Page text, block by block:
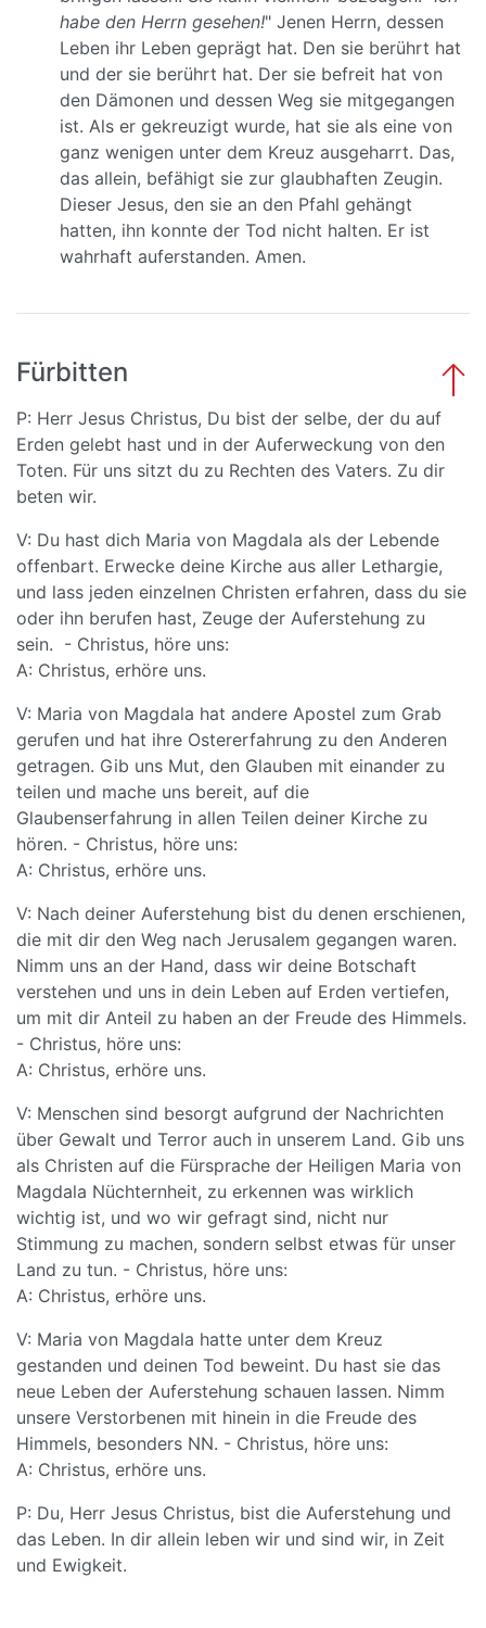
habe den Herrn gesehen!" Jenen Herrn, dessen
Leben ihr Leben geprägt hat. Den sie berührt hat
und der sie berührt hat. Der sie befreit hat von
den Dämonen und dessen Weg sie mitgegangen
ist. Als er gekreuzigt wurde, hat sie als eine von
ganz wenigen unter dem Kreuz ausgeharrt. Das,
das allein, befähigt sie zur glaubhaften Zeugin.
Dieser Jesus, den sie an den Pfahl gehängt
hatten, ihn konnte der Tod nicht halten. Er ist
wahrhaft auferstanden. Amen.
Fürbitten
P: Herr Jesus Christus, Du bist der selbe, der du auf
Erden gelebt hast und in der Auferweckung von den
Toten. Für uns sitzt du zu Rechten des Vaters. Zu dir
beten wir.
V: Du hast dich Maria von Magdala als der Lebende
offenbart. Erwecke deine Kirche aus aller Lethargie,
und lass jeden einzelnen Christen erfahren, dass du sie
oder ihn berufen hast, Zeuge der Auferstehung zu
sein. - Christus, höre uns:
A: Christus, erhöre uns.
V: Maria von Magdala hat andere Apostel zum Grab
gerufen und hat ihre Ostererfahrung zu den Anderen
getragen. Gib uns Mut, den Glauben mit einander zu
teilen und mache uns bereit, auf die
Glaubenserfahrung in allen Teilen deiner Kirche zu
hören. - Christus, höre uns:
A: Christus, erhöre uns.
V: Nach deiner Auferstehung bist du denen erschienen,
die mit dir den Weg nach Jerusalem gegangen waren.
Nimm uns an der Hand, dass wir deine Botschaft
verstehen und uns in dein Leben auf Erden vertiefen,
um mit dir Anteil zu haben an der Freude des Himmels.
- Christus, höre uns:
A: Christus, erhöre uns.
V: Menschen sind besorgt aufgrund der Nachrichten
über Gewalt und Terror auch in unserem Land. Gib uns
als Christen auf die Fürsprache der Heiligen Maria von
Magdala Nüchternheit, zu erkennen was wirklich
wichtig ist, und wo wir gefragt sind, nicht nur
Stimmung zu machen, sondern selbst etwas für unser
Land zu tun. - Christus, höre uns:
A: Christus, erhöre uns.
V: Maria von Magdala hatte unter dem Kreuz
gestanden und deinen Tod beweint. Du hast sie das
neue Leben der Auferstehung schauen lassen. Nimm
unsere Verstorbenen mit hinein in die Freude des
Himmels, besonders NN. - Christus, höre uns:
A: Christus, erhöre uns.
P: Du, Herr Jesus Christus, bist die Auferstehung und
das Leben. In dir allein leben wir und sind wir, in Zeit
und Ewigkeit.